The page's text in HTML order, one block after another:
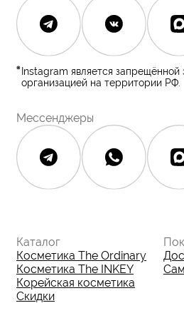
Политика конфиденциальности
Политика возврата и обмена
Контакты
Контакты
Полезное
Блог
О бренде
О нас
История The Ordinary